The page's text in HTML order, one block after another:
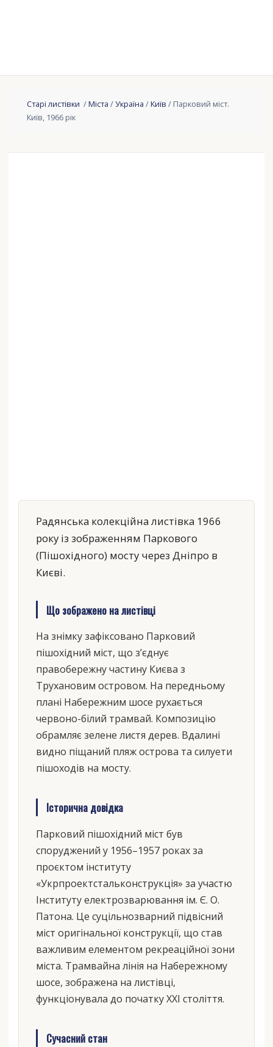
Старі листівки /Міста /Україна /Київ / Парковий міст.
Київ, 1966 рік
Радянська колекційна листівка 1966
року із зображенням Паркового
(Пішохідного) мосту через Дніпро в
Києві.
Що зображено на листівці
На знімку зафіксовано Парковий
пішохідний міст, що з’єднує
правобережну частину Києва з
Трухановим островом. На передньому
плані Набережним шосе рухається
червоно-білий трамвай. Композицію
обрамляє зелене листя дерев. Вдалині
видно піщаний пляж острова та силуети
пішоходів на мосту.
Історична довідка
Парковий пішохідний міст був
споруджений у 1956–1957 роках за
проєктом інституту
«Укрпроектстальконструкція» за участю
Інституту електрозварювання ім. Є. О.
Патона. Це суцільнозварний підвісний
міст оригінальної конструкції, що став
важливим елементом рекреаційної зони
міста. Трамвайна лінія на Набережному
шосе, зображена на листівці,
функціонувала до початку XXI століття.
Сучасний стан